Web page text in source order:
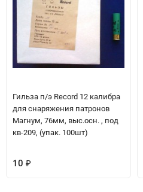
Гильза п/э Record 12 калибра
для снаряжения патронов
Магнум, 76мм, выс.осн. , под
кв-209, (упак. 100шт)
10 ₽